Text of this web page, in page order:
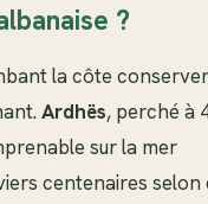
?
la côte
Ardhës, perché à
sur la mer
centenaires selon